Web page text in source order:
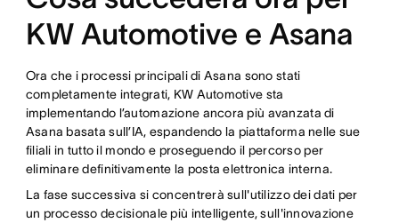
KW Automotive e Asana
Ora che i processi principali di Asana sono stati
completamente integrati, KW Automotive sta
implementando l’automazione ancora più avanzata di
Asana basata sull’IA, espandendo la piattaforma nelle sue
filiali in tutto il mondo e proseguendo il percorso per
eliminare definitivamente la posta elettronica interna.
La fase successiva si concentrerà sull'utilizzo dei dati per
un processo decisionale più intelligente, sull'innovazione